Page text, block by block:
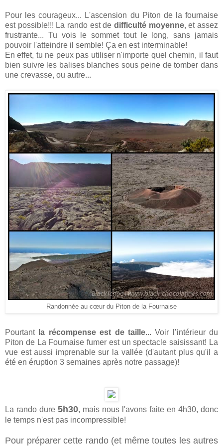
Pour les courageux... L'ascension du Piton de la fournaise
est possible!!! La rando est de difficulté moyenne, et assez
frustrante... Tu vois le sommet tout le long, sans jamais
pouvoir l'atteindre il semble! Ça en est interminable!
En effet, tu ne peux pas utiliser n'importe quel chemin, il faut
bien suivre les balises blanches sous peine de tomber dans
une crevasse, ou autre...
Randonnée au cœur du Piton de la Fournaise
Pourtant la récompense est de taille... Voir l’intérieur du
Piton de La Fournaise fumer est un spectacle saisissant! La
vue est aussi imprenable sur la vallée (d'autant plus qu'il a
été en éruption 3 semaines après notre passage)!
La rando dure 5h30, mais nous l'avons faite en 4h30, donc
le temps n'est pas incompressible!
Pour préparer cette rando (et même toutes les autres